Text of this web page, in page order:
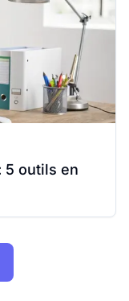
5 outils en